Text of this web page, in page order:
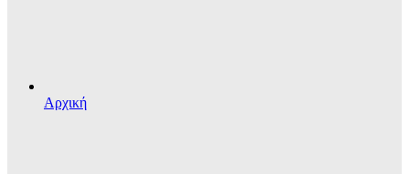
Αρχική